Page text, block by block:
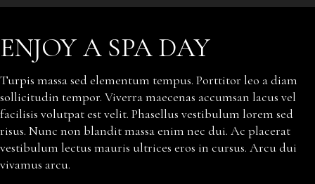
ENJOY A SPA DAY
Turpis massa sed elementum tempus. Porttitor leo a diam
sollicitudin tempor. Viverra maecenas accumsan lacus vel
facilisis volutpat est velit. Phasellus vestibulum lorem sed
risus. Nunc non blandit massa enim nec dui. Ac placerat
vestibulum lectus mauris ultrices eros in cursus. Arcu dui
vivamus arcu.